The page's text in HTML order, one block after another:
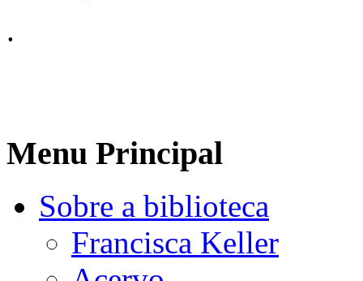
.
Menu Principal
Sobre a biblioteca
Francisca Keller